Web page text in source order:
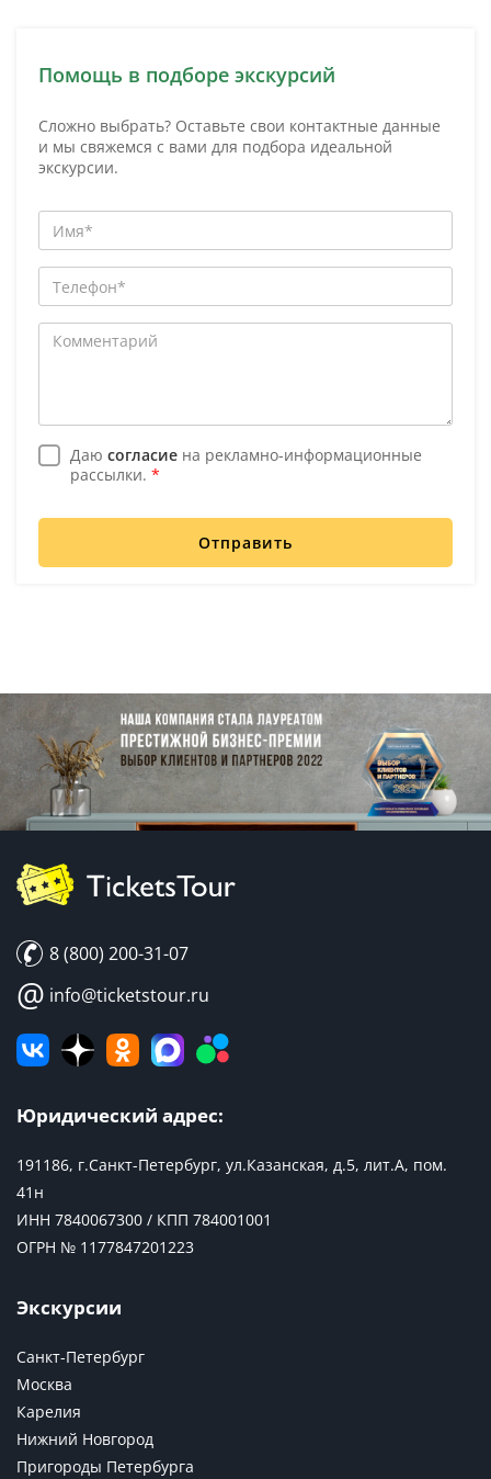
Помощь в подборе экскурсий
Сложно выбрать? Оставьте свои контактные данные
и мы свяжемся с вами для подбора идеальной
экскурсии.
Даю согласие на рекламно-информационные
рассылки. *
Отправить
8 (800) 200-31-07
@ info@ticketstour.ru
Юридический адрес:
191186, г.Санкт-Петербург, ул.Казанская, д.5, лит.А, пом.
41н
ИНН 7840067300 / КПП 784001001
ОГРН № 1177847201223
Экскурсии
Санкт-Петербург
Москва
Карелия
Нижний Новгород
Пригороды Петербурга